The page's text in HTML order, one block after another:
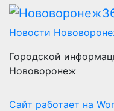
Новости
Городской
Нововоронеж
Сайт работает на